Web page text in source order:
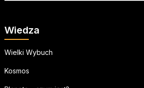
Wiedza
Wielki Wybuch
Kosmos